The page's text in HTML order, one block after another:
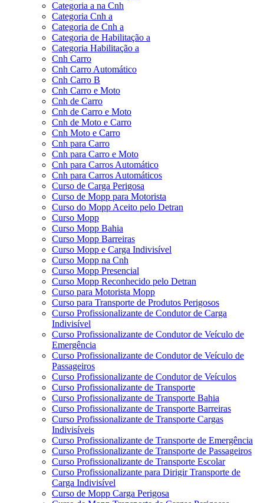
Categoria a na Cnh
Categoria Cnh a
Categoria de Cnh a
Categoria de Habilitação a
Categoria Habilitação a
Cnh Carro
Cnh Carro Automático
Cnh Carro B
Cnh Carro e Moto
Cnh de Carro
Cnh de Carro e Moto
Cnh de Moto e Carro
Cnh Moto e Carro
Cnh para Carro
Cnh para Carro e Moto
Cnh para Carros Automático
Cnh para Carros Automáticos
Curso de Carga Perigosa
Curso de Mopp para Motorista
Curso do Mopp Aceito pelo Detran
Curso Mopp
Curso Mopp Bahia
Curso Mopp Barreiras
Curso Mopp e Carga Indivisível
Curso Mopp na Cnh
Curso Mopp Presencial
Curso Mopp Reconhecido pelo Detran
Curso para Motorista Mopp
Curso para Transporte de Produtos Perigosos
Curso Profissionalizante de Condutor de Carga
Indivisível
Curso Profissionalizante de Condutor de Veículo de
Emergência
Curso Profissionalizante de Condutor de Veículo de
Passageiros
Curso Profissionalizante de Condutor de Veículos
Curso Profissionalizante de Transporte
Curso Profissionalizante de Transporte Bahia
Curso Profissionalizante de Transporte Barreiras
Curso Profissionalizante de Transporte Cargas
Indivisíveis
Curso Profissionalizante de Transporte de Emergência
Curso Profissionalizante de Transporte de Passageiros
Curso Profissionalizante de Transporte Escolar
Curso Profissionalizante para Dirigir Transporte de
Carga Indivisível
Curso de Mopp Carga Perigosa